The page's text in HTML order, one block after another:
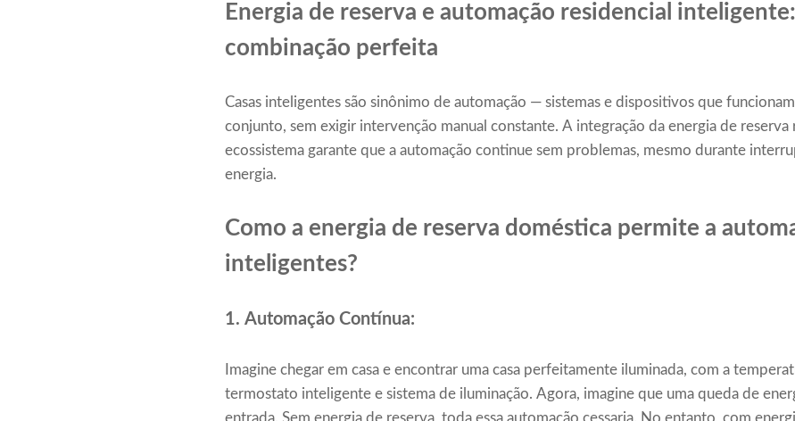
Energia de reserva e automação residencial
combinação perfeita
Casas inteligentes são sinônimo de automação — sistemas e dispositivos que
conjunto, sem exigir intervenção manual constante. A integração da energia de reserva
ecossistema garante que a automação continue sem problemas, mesmo durante
energia.
Como a energia de reserva doméstica permite a
inteligentes?
1. Automação Contínua:
Imagine chegar em casa e encontrar uma casa perfeitamente iluminada, com a
termostato inteligente e sistema de iluminação. Agora, imagine que uma queda de